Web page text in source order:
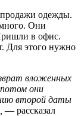
одежды.
Они
в офис.
Для этого нужно
вложенных
они
второй даты
— рассказал